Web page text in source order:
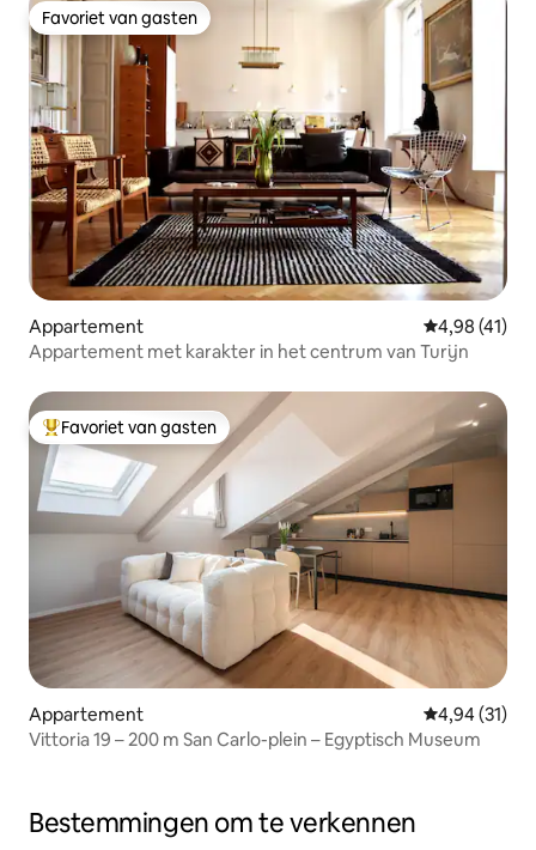
Favoriet van gasten
Favoriet van gasten
Appartement Gemiddelde
4,98 (41)
Appartement met karakter in het centrum van Turijn
Topfavoriet van gasten
Favoriet van gasten
Appartement Gemiddelde
4,94 (31)
Vittoria 19 – 200 m San Carlo-plein – Egyptisch Museum
Bestemmingen om te verkennen